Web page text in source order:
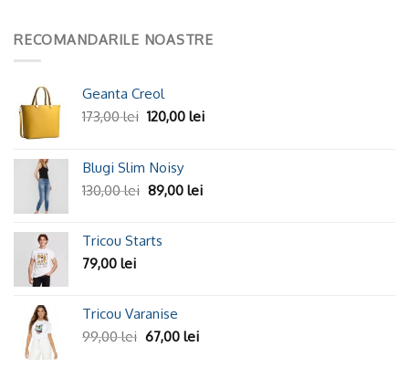
RECOMANDARILE NOASTRE
Geanta Creol
173,00lei 120,00 lei
Blugi Slim Noisy
130,00lei 89,00 lei
Tricou Starts
79,00 lei
Tricou Varanise
99,00lei 67,00 lei